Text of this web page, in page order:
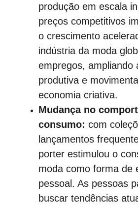
produção em escala
preços competitivos
o crescimento
indústria da moda
empregos, ampliando
produtiva e
economia criativa.
Mudança no
consumo: com
lançamentos
porter estimulou o
moda como forma de
pessoal. As pessoas
buscar tendências